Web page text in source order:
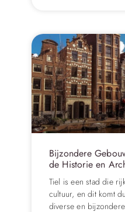
Bijzondere
de Historie en
Tiel is een stad die
cultuur, en dit komt
diverse en